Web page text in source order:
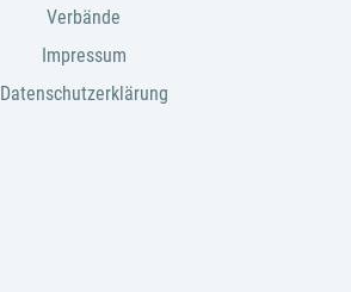
Verbände
Impressum
Datenschutzerklärung